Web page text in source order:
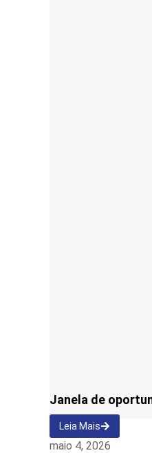
Janela de
Leia Mais
maio 4, 2026